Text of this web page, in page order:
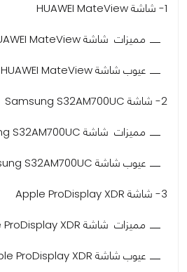
1- شاشة HUAWEI MateView
مميزات شاشة HUAWEI MateView
عيوب شاشة HUAWEI MateView
2- شاشة Samsung S32AM700UC
مميزات شاشة Samsung S32AM700UC
عيوب شاشة Samsung S32AM700UC
3- شاشة Apple ProDisplay XDR
مميزات شاشة Apple ProDisplay XDR
عيوب شاشة Apple ProDisplay XDR